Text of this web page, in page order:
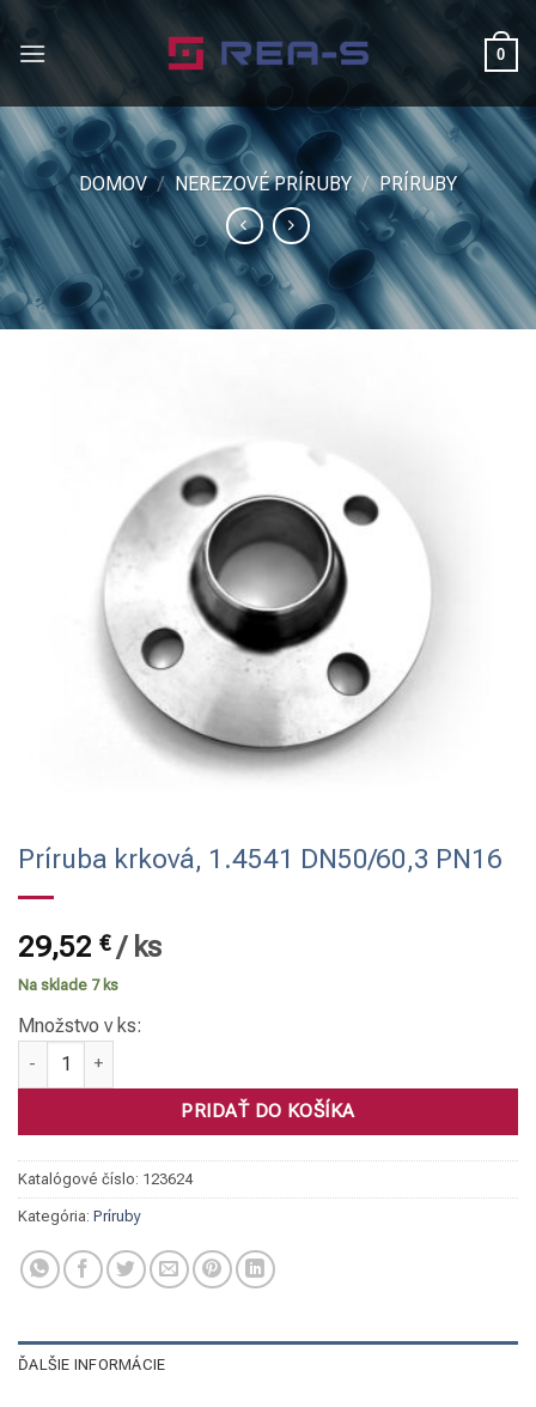
0
DOMOV / NEREZOVÉ PRÍRUBY / PRÍRUBY
Príruba krková, 1.4541 DN50/60,3 PN16
29,52 €/ ks
Na sklade 7 ks
Množstvo v ks:
množstvo Príruba krková, 1.4541 DN50/60,3 PN16
PRIDAŤ DO KOŠÍKA
Katalógové číslo: 123624
Kategória: Príruby
ĎALŠIE INFORMÁCIE